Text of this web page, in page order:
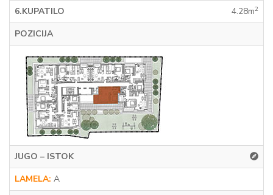
6.KUPATILO 4.28m2
POZICIJA
JUGO – ISTOK
LAMELA: A